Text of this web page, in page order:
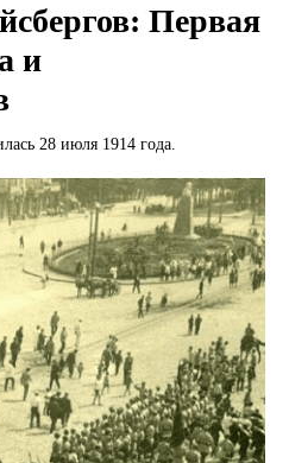
Первая
и
28 июля 1914 года.